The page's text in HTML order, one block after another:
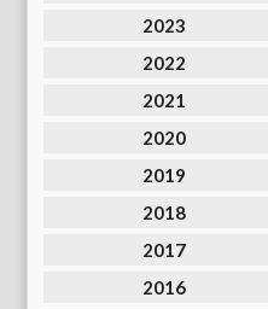
2023
2022
2021
2020
2019
2018
2017
2016